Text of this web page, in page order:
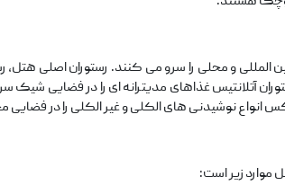
و محلی را سرو می کنند. رستوران اصلی هتل،
آتلانتیس غذاهای مدیترانه ای را در فضایی
انواع نوشیدنی های الکلی و غیر الکلی را در
زیر است: